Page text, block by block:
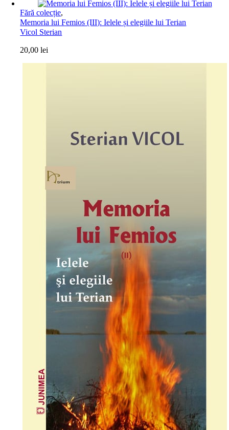
Fără colecție,
Memoria lui Femios (III): Ielele și elegiile lui Terian
Vicol Sterian
20,00lei